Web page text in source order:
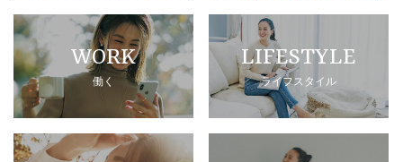
WORK
働く
LIFESTYLE
ライフスタイル